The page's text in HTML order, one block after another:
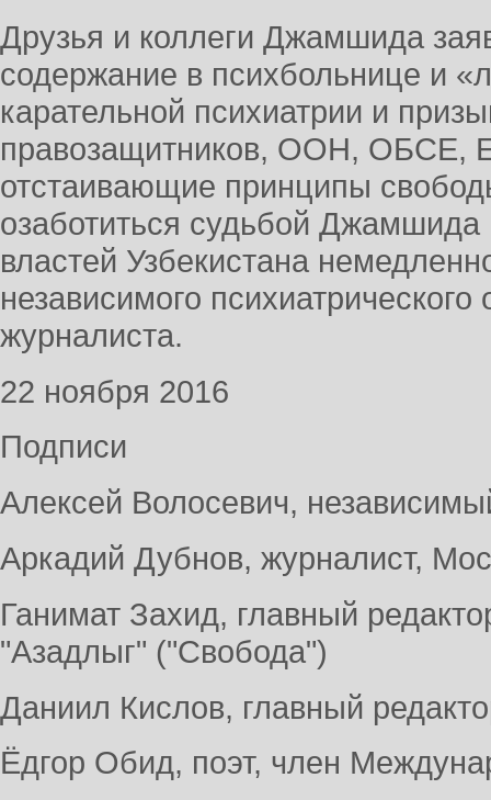
Друзья и коллеги Джамшида
содержание в психбольнице и
карательной психиатрии и
правозащитников, ООН, ОБСЕ,
отстаивающие принципы
озаботиться судьбой Джамшида
властей Узбекистана
независимого психиатрического
журналиста.
22 ноября 2016
Подписи
Алексей Волосевич,
Аркадий Дубнов, журналист,
Ганимат Захид, главный
"Азадлыг" ("Свобода")
Даниил Кислов, главный
Ёдгор Обид, поэт, член